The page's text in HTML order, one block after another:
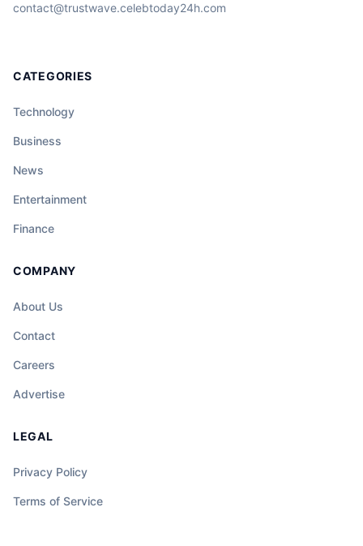
contact@trustwave.celebtoday24h.com
CATEGORIES
Technology
Business
News
Entertainment
Finance
COMPANY
About Us
Contact
Careers
Advertise
LEGAL
Privacy Policy
Terms of Service